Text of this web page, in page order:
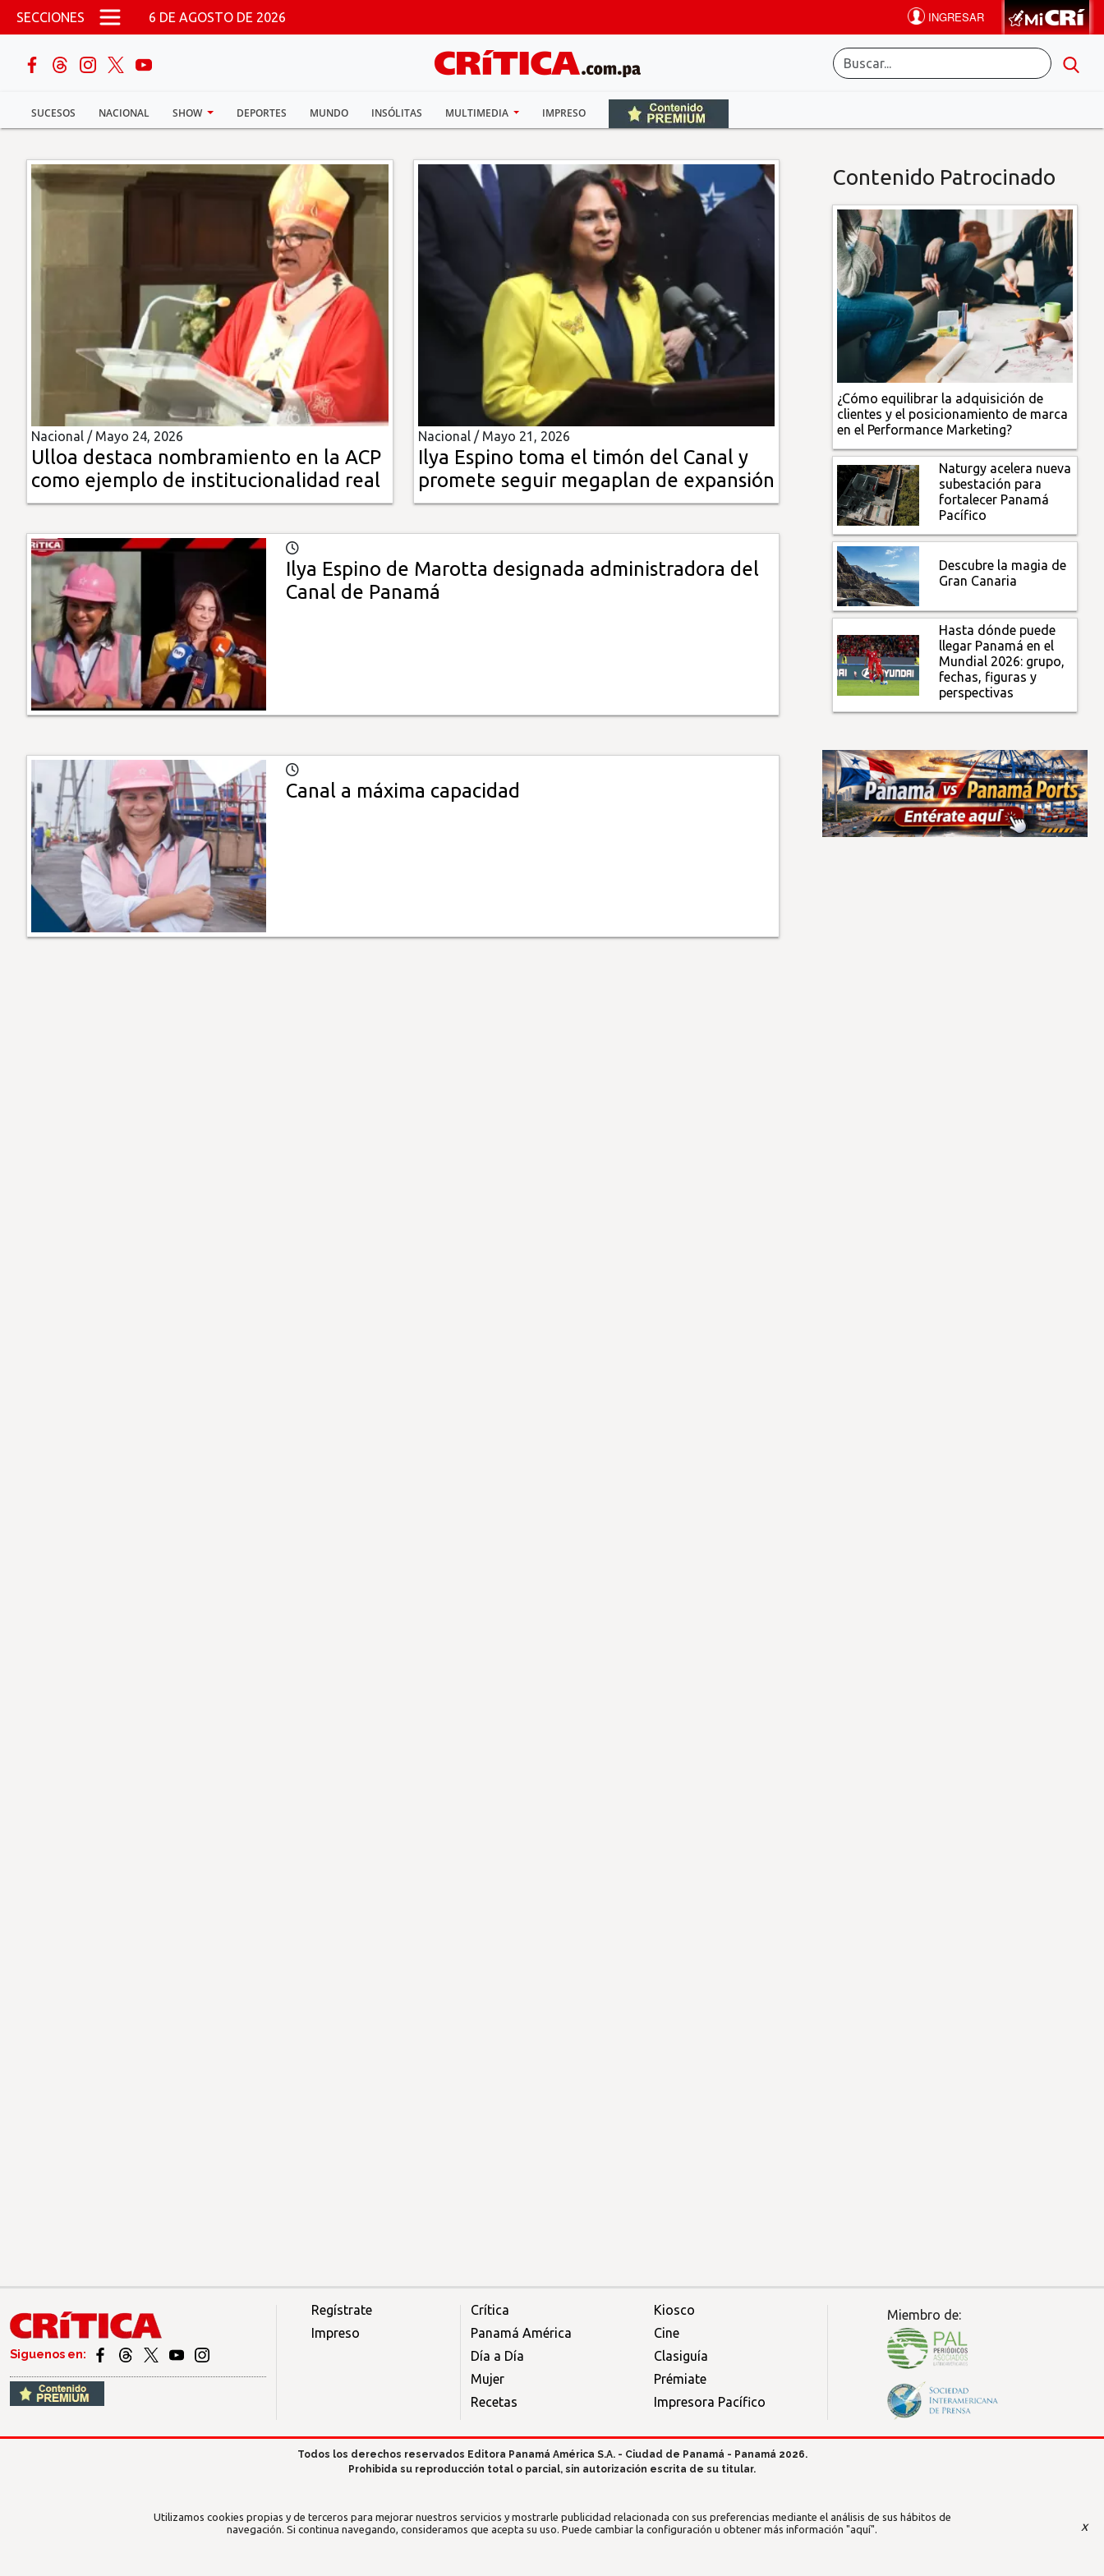
Pasar al contenido principal
SECCIONES 6 DE AGOSTO DE 2026
SUCESOS NACIONAL SHOW DEPORTES MUNDO INSÓLITAS MULTIMEDIA IMPRESO
buscar
Sucesos
Nacional
Política
Multimedia
Impreso
Nacional / Mayo 24, 2026
Ulloa destaca nombramiento en la ACP
como ejemplo de institucionalidad real
Nacional / Mayo 21, 2026
Ilya Espino toma el timón del Canal y
promete seguir megaplan de expansión
Ilya Espino de Marotta designada administradora del
Canal de Panamá
Canal a máxima capacidad
Contenido Patrocinado
¿Cómo equilibrar la adquisición de
clientes y el posicionamiento de marca
en el Performance Marketing?
Naturgy acelera nueva
subestación para
fortalecer Panamá
Pacífico
Descubre la magia de
Gran Canaria
Hasta dónde puede
llegar Panamá en el
Mundial 2026: grupo,
fechas, figuras y
perspectivas
Siguenos en:
Regístrate
Impreso
Crítica
Panamá América
Día a Día
Mujer
Recetas
Kiosco
Cine
Clasiguía
Prémiate
Impresora Pacífico
Miembro de:
Todos los derechos reservados Editora Panamá América S.A. - Ciudad de Panamá - Panamá 2026.
Prohibida su reproducción total o parcial, sin autorización escrita de su titular.
Utilizamos cookies propias y de terceros para mejorar nuestros servicios y mostrarle publicidad relacionada con sus preferencias mediante el análisis de sus hábitos de
navegación. Si continua navegando, consideramos que acepta su uso. Puede cambiar la configuración u obtener más información "aquí". x